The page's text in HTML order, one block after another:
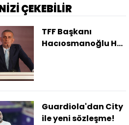
ÇEKEBİLİR
TFF Başkanı
Hacıosmanoğlu HT
Guardiola'dan City
ile yeni sözleşme!